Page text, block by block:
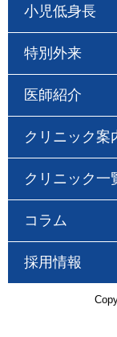
小児低身長
特別外来
医師紹介
クリニック案
クリニック一
コラム
採用情報